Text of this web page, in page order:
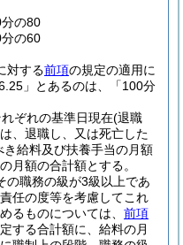
の80
の60
対する前項の規定の適用に
」とあるのは、「100分
ぞれの基準日現在(退職
、退職し、又は死亡した
給料及び扶養手当の月額
月額の合計額とする。
の職務の級が3級以上であ
任の度等を考慮してこれ
るものについては、 前項
する合計額に、給料の月